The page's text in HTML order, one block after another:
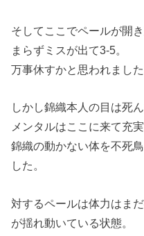
そしてここでペールが開
まらずミスが出て3-5。
万事休すかと思われました
しかし錦織本人の目は死
メンタルはここに来て充実
錦織の動かない体を不死
した。
対するペールは体力はま
が揺れ動いている状態。